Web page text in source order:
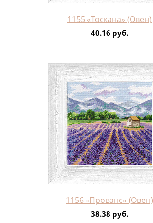
1155 «Тоскана» (Овен)
40.16 руб.
1156 «Прованс» (Овен)
38.38 руб.